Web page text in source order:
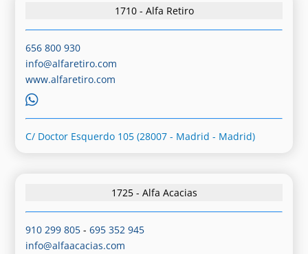
1710 - Alfa Retiro
656 800 930
info@alfaretiro.com
www.alfaretiro.com
C/ Doctor Esquerdo 105 (28007 - Madrid - Madrid)
1725 - Alfa Acacias
910 299 805 -695 352 945
info@alfaacacias.com